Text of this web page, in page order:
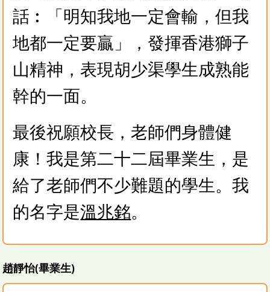
話︰「明知我地一定會輸，但我
地都一定要贏」，發揮香港獅子
山精神，表現胡少渠學生成熟能
幹的一面。
最後祝願校長，老師們身體健
康！我是第二十二屆畢業生，是
給了老師們不少難題的學生。我
的名字是溫兆銘。
趙靜怡(畢業生)